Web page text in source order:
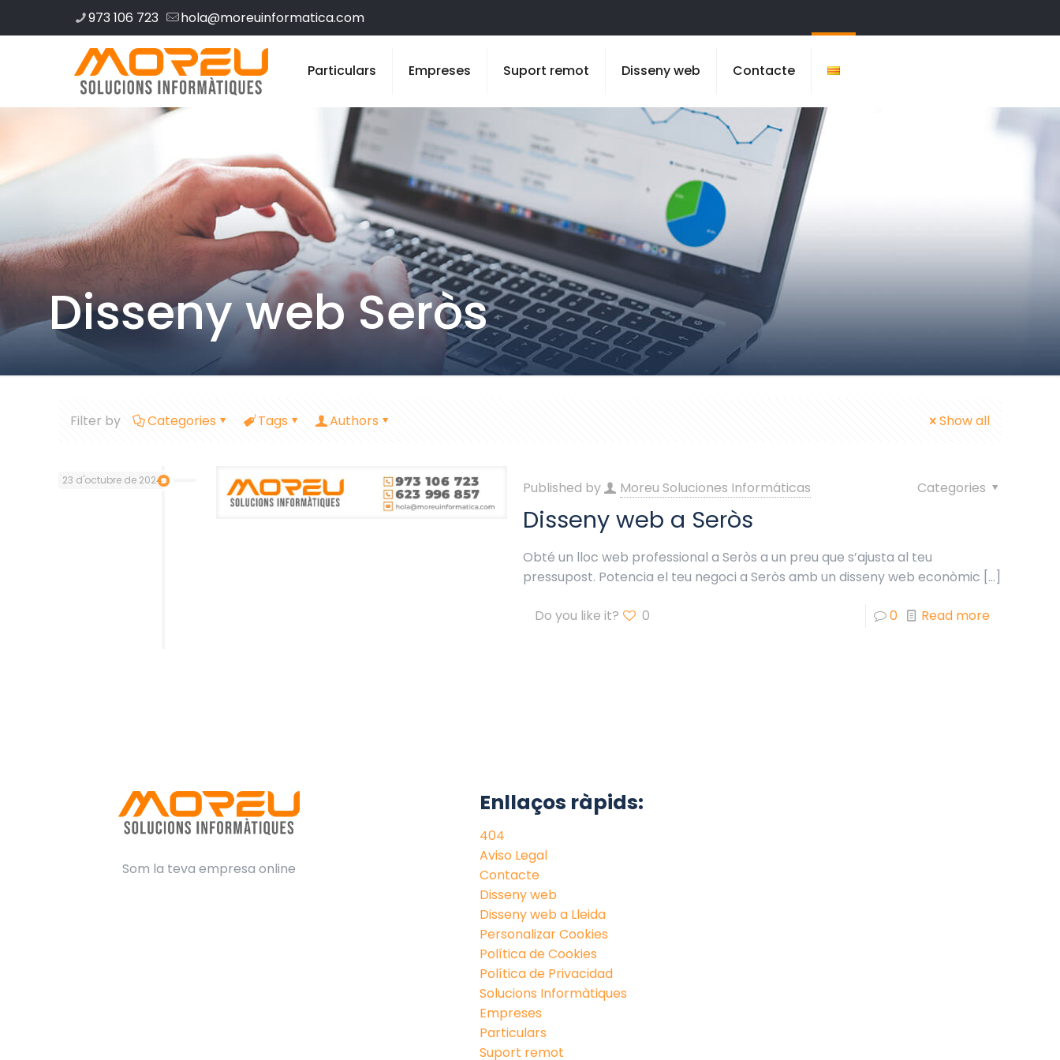
973 106 723 hola@moreuinformatica.com
Particulars Empreses Suport remot Disseny web Contacte
Disseny web Seròs
Filter by Categories Tags Authors Show all
23 d'octubre de 2024 Published by Moreu Soluciones Informáticas Categories
Disseny web a Seròs
Obté un lloc web professional a Seròs a un preu que s’ajusta al teu
pressupost. Potencia el teu negoci a Seròs amb un disseny web econòmic […]
Do you like it? 0 0 Read more
Som la teva empresa online
Enllaços ràpids:
404
Aviso Legal
Contacte
Disseny web
Disseny web a Lleida
Personalizar Cookies
Política de Cookies
Política de Privacidad
Solucions Informàtiques
Empreses
Particulars
Suport remot